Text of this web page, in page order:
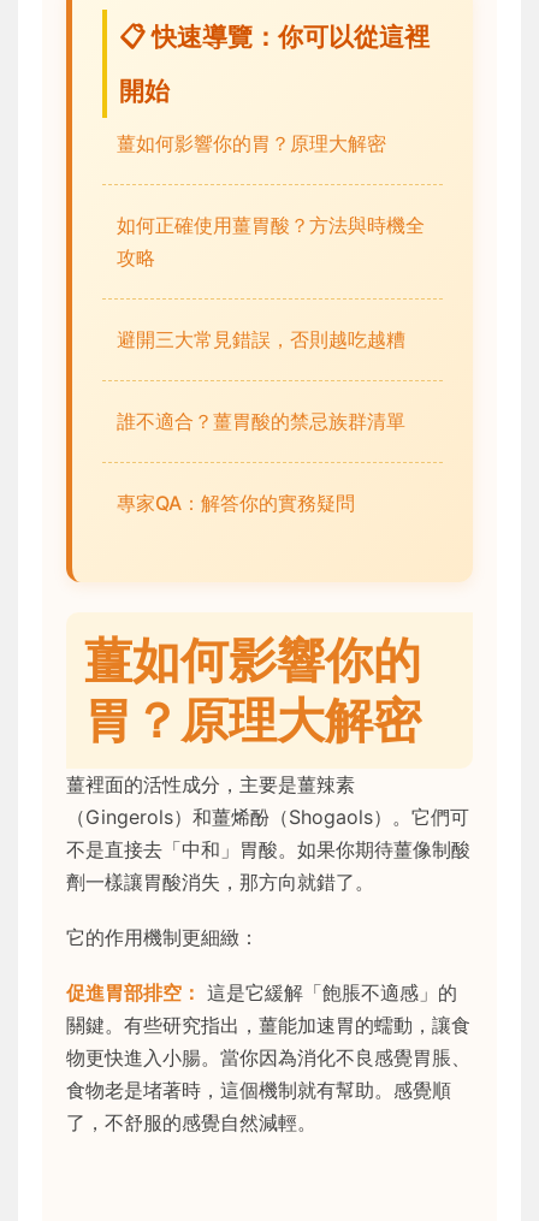
📋 快速導覽：你可以從這裡
開始
薑如何影響你的胃？原理大解密
如何正確使用薑胃酸？方法與時機全
攻略
避開三大常見錯誤，否則越吃越糟
誰不適合？薑胃酸的禁忌族群清單
專家QA：解答你的實務疑問
薑如何影響你的
胃？原理大解密
薑裡面的活性成分，主要是薑辣素
（Gingerols）和薑烯酚（Shogaols）。它們可
不是直接去「中和」胃酸。如果你期待薑像制酸
劑一樣讓胃酸消失，那方向就錯了。
它的作用機制更細緻：
促進胃部排空： 這是它緩解「飽脹不適感」的
關鍵。有些研究指出，薑能加速胃的蠕動，讓食
物更快進入小腸。當你因為消化不良感覺胃脹、
食物老是堵著時，這個機制就有幫助。感覺順
了，不舒服的感覺自然減輕。